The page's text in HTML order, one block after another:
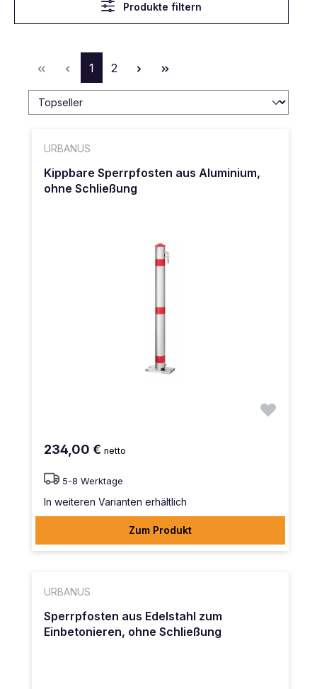
Produkte filtern
Seite
1 Seite
2
URBANUS
Kippbare Sperrpfosten aus Aluminium,
ohne Schließung
234,00 € netto
5-8 Werktage
In weiteren Varianten erhältlich
Zum Produkt
URBANUS
Sperrpfosten aus Edelstahl zum
Einbetonieren, ohne Schließung